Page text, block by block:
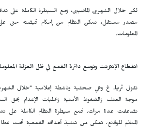
لكن خلال الشهرين الماضيين، ومع السيطرة الكاملة على
مصدر مستقل، تمكن النظام من إحكام قبضته حتى
المعلومات.
انقطاع الإنترنت وتوسع دائرة القمع في ظل العزلة
تقولثریا. غ وهي صحفية وناشطة إعلامية "خلال
موجة العنف والضغوط الأمنية وعمليات الإعدام بحق
تضاعفت عدة مرات. فمع سيطرة النظام الكاملة على
المنظم للوقائع، تمكن من تنفيذ أهدافه القمعية تحت